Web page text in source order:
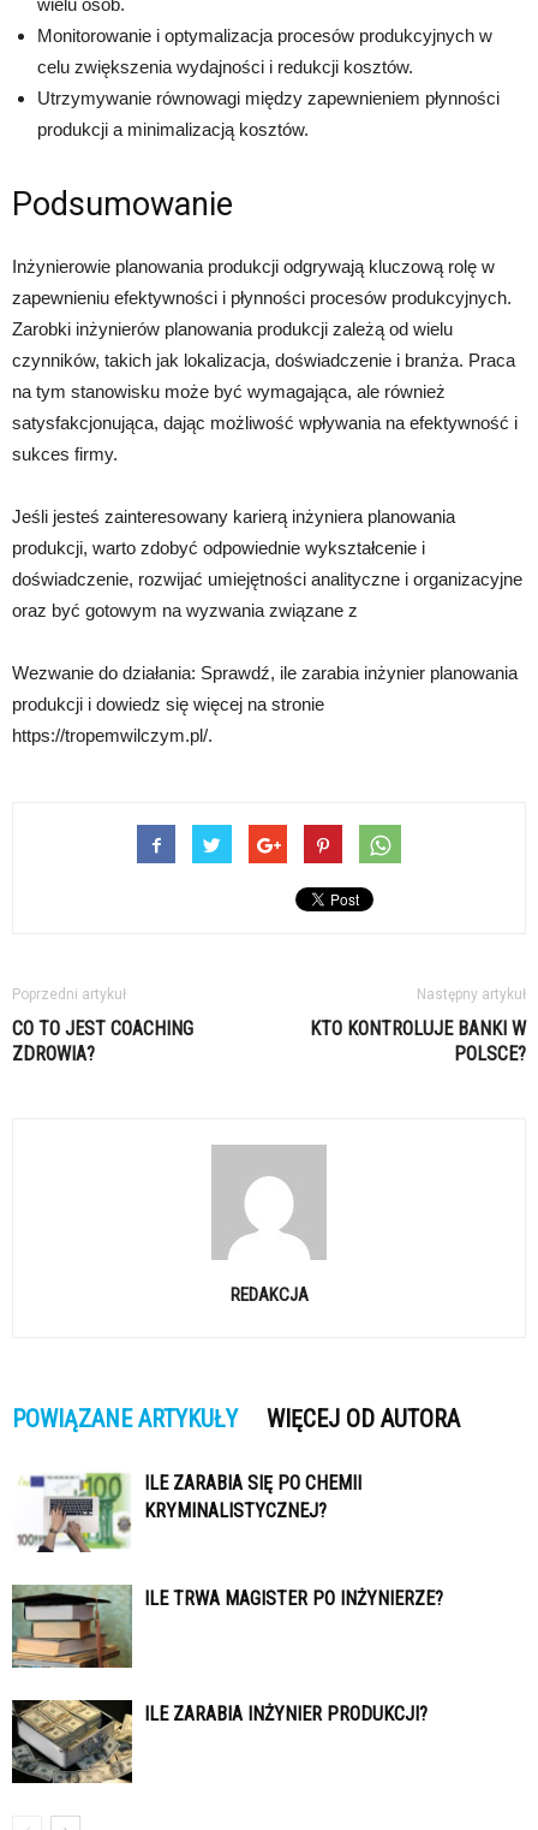
wielu osób.
Monitorowanie i optymalizacja procesów produkcyjnych w
celu zwiększenia wydajności i redukcji kosztów.
Utrzymywanie równowagi między zapewnieniem płynności
produkcji a minimalizacją kosztów.
Podsumowanie
Inżynierowie planowania produkcji odgrywają kluczową rolę w
zapewnieniu efektywności i płynności procesów produkcyjnych.
Zarobki inżynierów planowania produkcji zależą od wielu
czynników, takich jak lokalizacja, doświadczenie i branża. Praca
na tym stanowisku może być wymagająca, ale również
satysfakcjonująca, dając możliwość wpływania na efektywność i
sukces firmy.
Jeśli jesteś zainteresowany karierą inżyniera planowania
produkcji, warto zdobyć odpowiednie wykształcenie i
doświadczenie, rozwijać umiejętności analityczne i organizacyjne
oraz być gotowym na wyzwania związane z
Wezwanie do działania: Sprawdź, ile zarabia inżynier planowania
produkcji i dowiedz się więcej na stronie
https://tropemwilczym.pl/.
Poprzedni artykuł
CO TO JEST COACHING
ZDROWIA?
Następny artykuł
KTO KONTROLUJE BANKI W
POLSCE?
REDAKCJA
POWIĄZANE ARTYKUŁY WIĘCEJ OD AUTORA
ILE ZARABIA SIĘ PO CHEMII
KRYMINALISTYCZNEJ?
ILE TRWA MAGISTER PO INŻYNIERZE?
ILE ZARABIA INŻYNIER PRODUKCJI?